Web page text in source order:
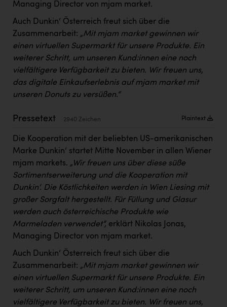
Kremsmüller Anlagenbau GmbH
Oldtimer Raststationen und Motorhotels
Österreichischer Kachelofenverband
PÜSPÖK
REMAX
RE/MAX Welcome
Resch&Frisch
RUBBLE MASTER
Ruderclub Wels
SCRI - Salzburg Cancer Research Institute
SCHMACHTL GmbH
Managing Director von mjam market.
Auch Dunkin‘ Österreich freut sich über die
Zusammenarbeit: „Mit mjam market gewinnen wir
einen virtuellen Supermarkt für unsere Produkte. Ein
weiterer Schritt, um unseren Kund:innen eine noch
vielfältigere Verfügbarkeit zu bieten. Wir freuen uns,
das digitale Einkaufserlebnis auf mjam market mit
unseren Donuts zu versüßen.“
Pressetext 2940 Zeichen Plaintext
Die Kooperation mit der beliebten US-amerikanischen
Marke Dunkin‘ startet Mitte November in allen Wiener
mjam markets. „Wir freuen uns über diese süße
Sortimentserweiterung und die Kooperation mit
Dunkin‘. Die Köstlichkeiten werden in Wien Liesing mit
großer Sorgfalt hergestellt. Für Füllung und Glasur
werden auch österreichische Produkte wie
Marmeladen verwendet“, erklärt Nikolas Jonas,
Managing Director von mjam market.
Auch Dunkin‘ Österreich freut sich über die
Zusammenarbeit: „Mit mjam market gewinnen wir
einen virtuellen Supermarkt für unsere Produkte. Ein
weiterer Schritt, um unseren Kund:innen eine noch
vielfältigere Verfügbarkeit zu bieten. Wir freuen uns,